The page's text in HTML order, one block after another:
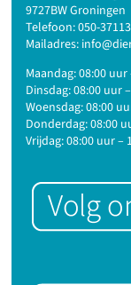
9727BW Groningen
Telefoon:050-
Mailadres:
Maandag: 08:00
Dinsdag: 08:00 uur
Woensdag: 08:00
Donderdag: 08:00
Vrijdag: 08:00 uur –